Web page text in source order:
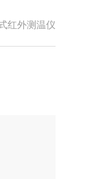
红外测温仪